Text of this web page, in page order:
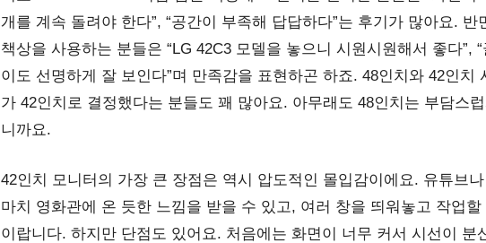
개를 계속 돌려야 한다”, “공간이 부족해 답답하다”는 후기가 많아요. 반
책상을 사용하는 분들은 “LG 42C3 모델을 놓으니 시원시원해서 좋다”,
이도 선명하게 잘 보인다”며 만족감을 표현하곤 하죠. 48인치와 42인치
가 42인치로 결정했다는 분들도 꽤 많아요. 아무래도 48인치는 부담스
니까요.
42인치 모니터의 가장 큰 장점은 역시 압도적인 몰입감이에요. 유튜브
마치 영화관에 온 듯한 느낌을 받을 수 있고, 여러 창을 띄워놓고 작업할
이랍니다. 하지만 단점도 있어요. 처음에는 화면이 너무 커서 시선이 분